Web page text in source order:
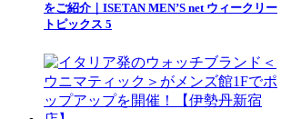
をご紹介｜ISETAN MEN’S net ウィークリー
トピックス 5